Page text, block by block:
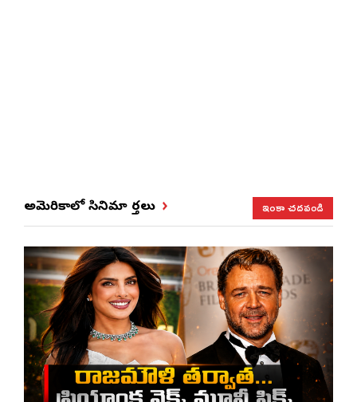
అమెరికాలో సినిమా వార్తలు ఇంకా చదవండి